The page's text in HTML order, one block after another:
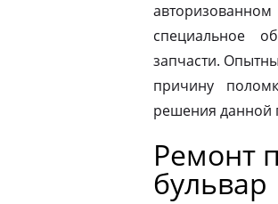
специальное
запчасти.
причину
решения данной
Ремонт
бульвар